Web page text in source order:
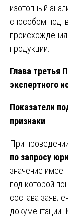
изотопный
способом
продукции.
Глава третья
экспертного
Показатели
признаки
При проведении
по запросу
значение
под которой
состава
документации.